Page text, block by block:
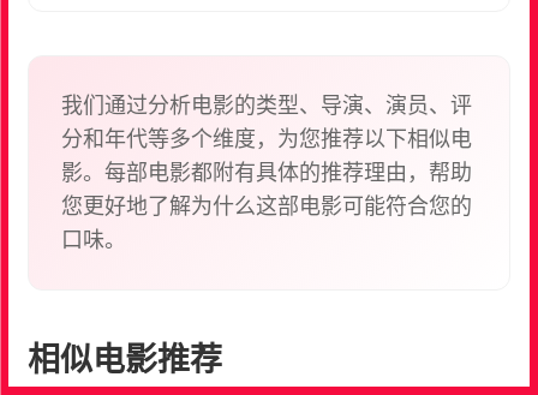
警的注意。他丝毫不理会警察的警告，凭借多年的赛
车经验和高超的驾驶技巧，他甩掉一个又一个追缉者
和挑战者。他的张狂激怒了警方，也引起了美国境内
各界对他的广泛关注，而对他的围捕规模也越来越
大……
我们通过分析电影的类型、导演、演员、评
分和年代等多个维度，为您推荐以下相似电
影。每部电影都附有具体的推荐理由，帮助
您更好地了解为什么这部电影可能符合您的
口味。
相似电影推荐